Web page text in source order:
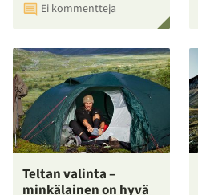
Ei kommentteja
Teltan valinta –
minkälainen on hyvä